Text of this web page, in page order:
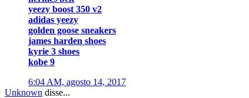
yeezy boost 350 v2
adidas yeezy
golden goose sneakers
james harden shoes
kyrie 3 shoes
kobe 9
6:04 AM, agosto 14, 2017
Unknown disse...